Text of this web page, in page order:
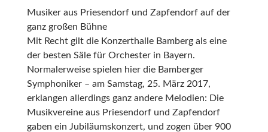
Musiker aus Priesendorf und Zapfendorf auf der
ganz großen Bühne
Mit Recht gilt die Konzerthalle Bamberg als eine
der besten Säle für Orchester in Bayern.
Normalerweise spielen hier die Bamberger
Symphoniker – am Samstag, 25. März 2017,
erklangen allerdings ganz andere Melodien: Die
Musikvereine aus Priesendorf und Zapfendorf
gaben ein Jubiläumskonzert, und zogen über 900